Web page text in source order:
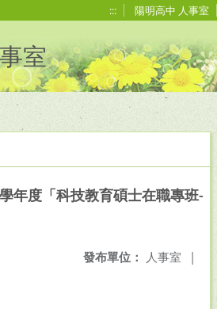
::: 陽明高中 人事室
室
年度「科技教育碩士在職專班-
發布單位： 人事室 |